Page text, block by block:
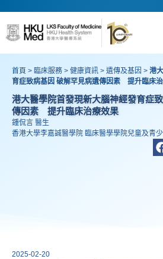
首頁 > 臨床服務 > 健康資訊 > 遺傳及基因 > 港
育症致病基因 破解罕見病遺傳因素 提升臨床
港大醫學院首發現新大腦神經發育症
傳因素 提升臨床治療效果
鍾侃言 醫生
香港大學李嘉誠醫學院 臨床醫學學院兒童及青
2025-02-20